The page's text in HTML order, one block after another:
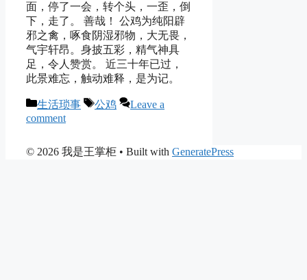
面，停了一会，转个头，一歪，倒
下，走了。 善哉！ 公鸡为纯阳辟
邪之禽，啄食阴湿邪物，大无畏，
气宇轩昂。身披五彩，精气神具
足，令人赞赏。 近三十年已过，
此景难忘，触动难释，是为记。
Categories
生活琐事 Tags
公鸡
Leave a
comment
© 2026 我是王掌柜 • Built with GeneratePress